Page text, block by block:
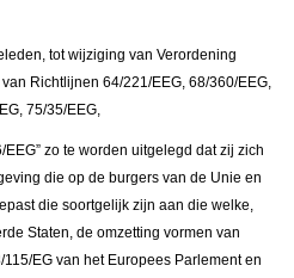
tot wijziging van Verordening
Richtlijnen 64/221/EEG, 68/360/EEG,
75/35/EEG,
zo te worden uitgelegd dat zij zich
die op de burgers van de Unie en
die soortgelijk zijn aan die welke,
Staten, de omzetting vormen van
EG van het Europees Parlement en